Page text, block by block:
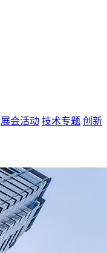
展会活动 技术专题 创新